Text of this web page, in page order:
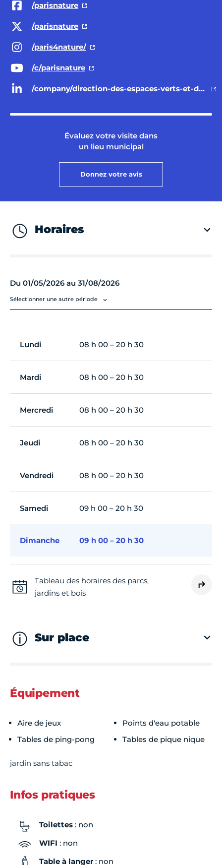
/parisnature
/parisnature
/paris4nature/
/c/parisnature
/company/direction-des-espaces-verts-et-de-l-environnement-ville-de-paris/
Évaluez votre visite dans
un lieu municipal
Donnez votre avis
Horaires
Du 01/05/2026 au 31/08/2026
Sélectionner une autre période
Lundi 08 h 00 – 20 h 30
Mardi 08 h 00 – 20 h 30
Mercredi 08 h 00 – 20 h 30
Jeudi 08 h 00 – 20 h 30
Vendredi 08 h 00 – 20 h 30
Samedi 09 h 00 – 20 h 30
Dimanche 09 h 00 – 20 h 30
Tableau des horaires des parcs,
jardins et bois
Sur place
Équipement
Aire de jeux
Points d'eau potable
Tables de ping-pong
Tables de pique nique
jardin sans tabac
Infos pratiques
Toilettes : non
WIFI : non
Table à langer: non